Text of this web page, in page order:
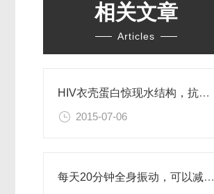
相关文章
Articles
HIV衣壳蛋白惊现水结构，抗艾药物新思路
2015-07-06
每天20分钟全身振动，可以减肥、对抗糖尿病